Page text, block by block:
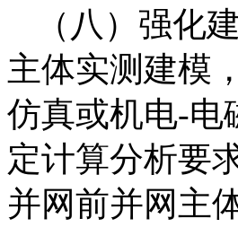
（八）强化
主体实测建模
仿真或机电-电
定计算分析要
并网前并网主